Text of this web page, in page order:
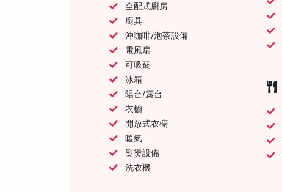
全配式廚房
廚具
沖咖啡/泡茶設備
電風扇
可吸菸
冰箱
陽台/露台
衣櫥
開放式衣櫥
暖氣
熨燙設備
洗衣機